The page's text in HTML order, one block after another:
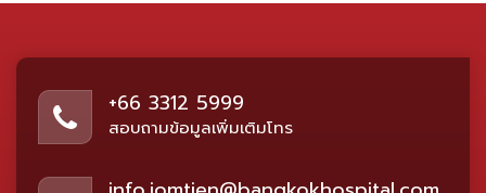
+66 3312 5999
สอบถามข้อมูลเพิ่มเติมโทร